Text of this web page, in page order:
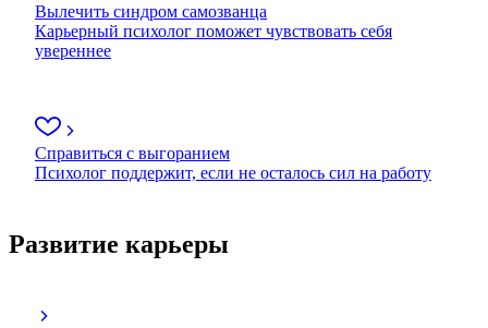
Вылечить синдром самозванца
Карьерный психолог поможет чувствовать себя
увереннее
Справиться с выгоранием
Психолог поддержит, если не осталось сил на работу
Развитие карьеры